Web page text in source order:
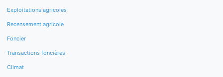
Exploitations agricoles
Recensement agricole
Foncier
Transactions foncières
Climat